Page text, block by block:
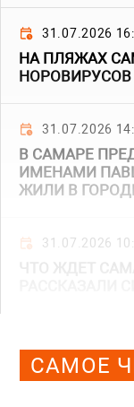
31.07.2026
НА ПЛЯЖАХ
31.07.2026
В САМАРЕ
ИМЕНАМИ
ЖИЛИ В
31.07.2026
ЧТО ЖДЕТ
РАССКАЗАЛИ
САМОЕ